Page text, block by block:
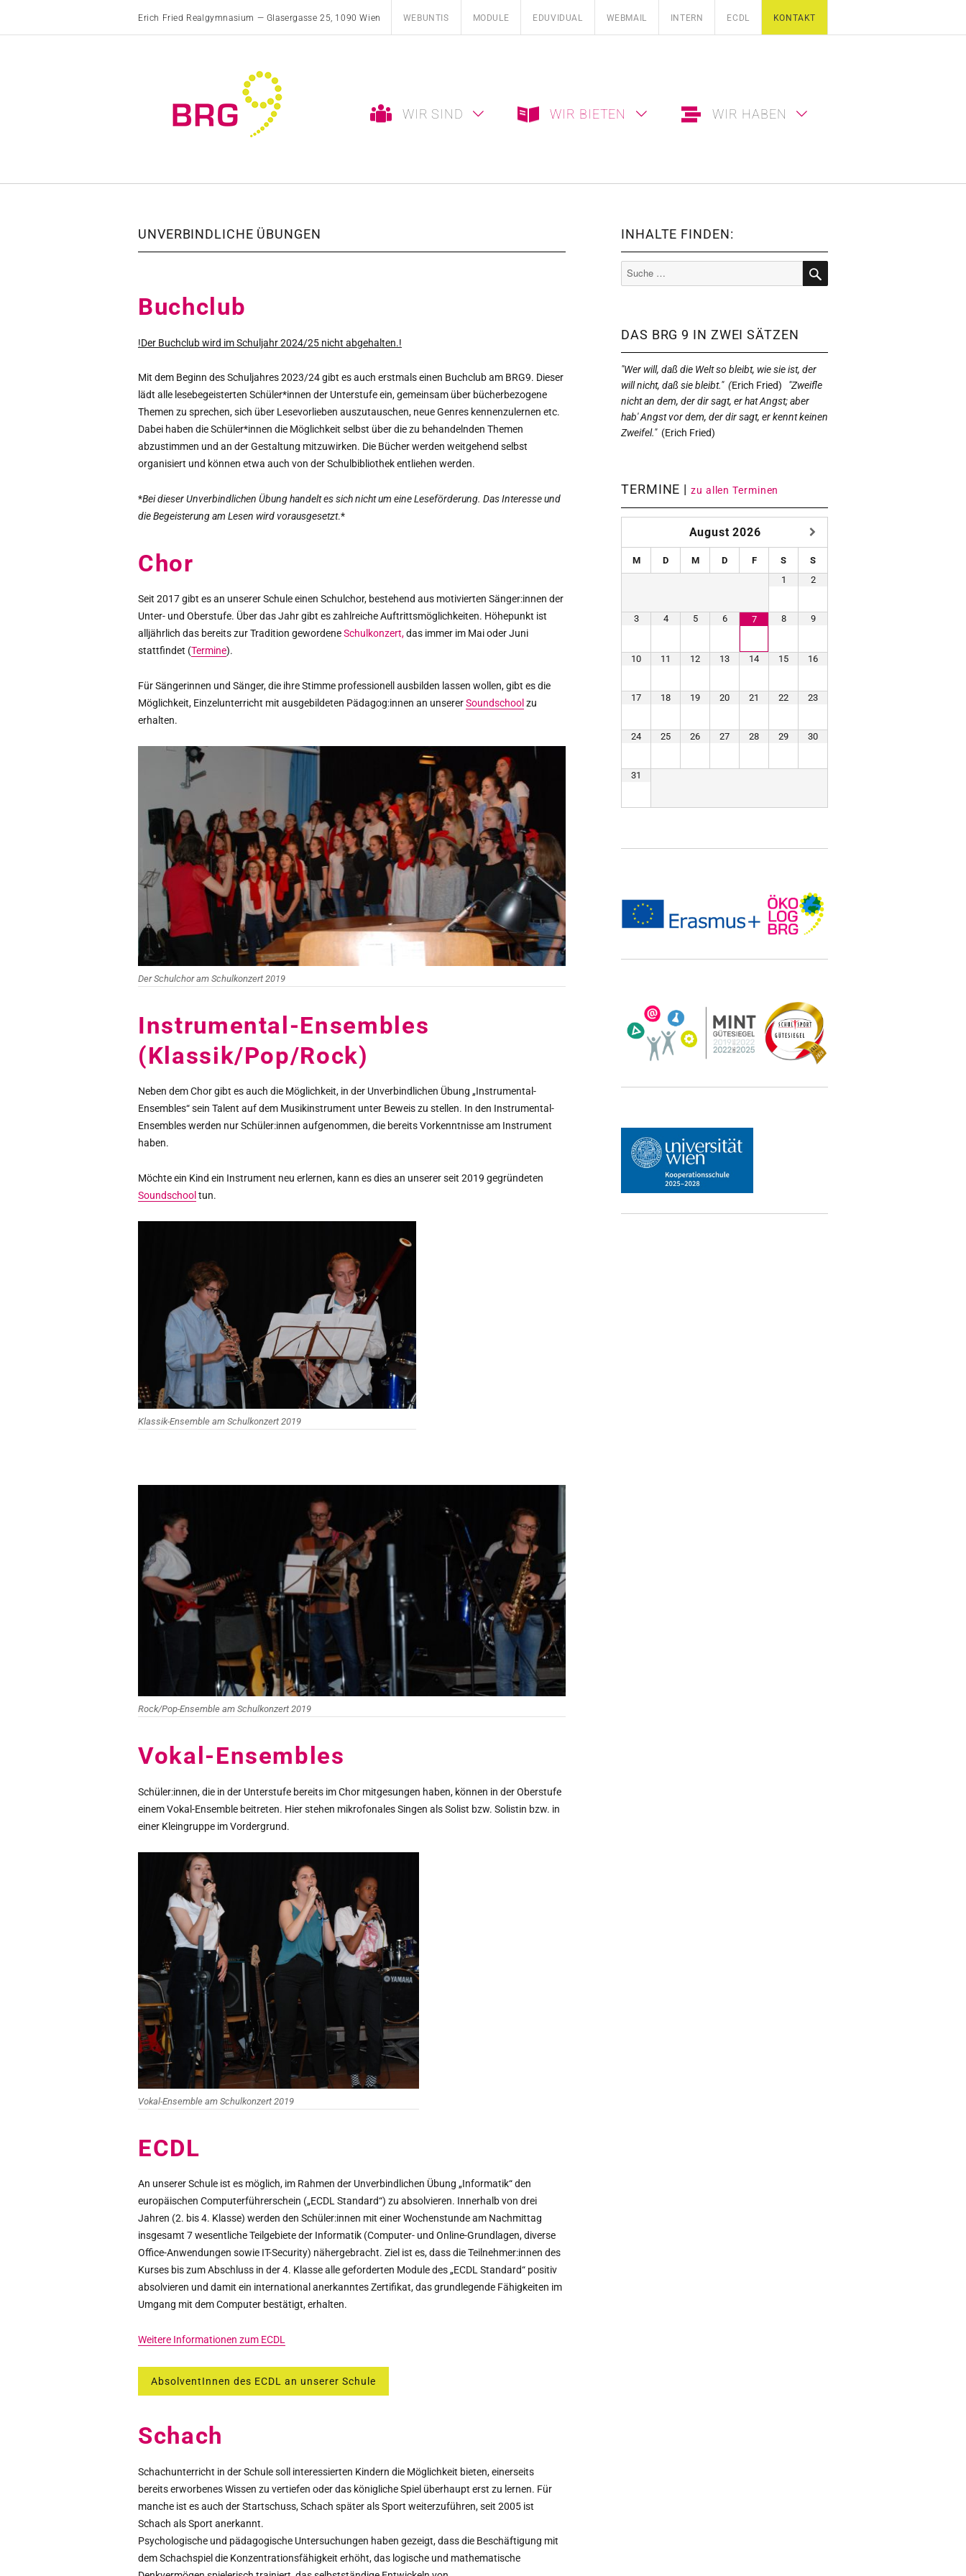
Erich Fried Realgymnasium — Glasergasse 25, 1090 Wien WEBUNTIS MODULE EDUVIDUAL WEBMAIL INTERN ECDL KONTAKT
WIR SIND WIR BIETEN WIR HABEN
UNVERBINDLICHE ÜBUNGEN
Buchclub
!Der Buchclub wird im Schuljahr 2024/25 nicht abgehalten.!
Mit dem Beginn des Schuljahres 2023/24 gibt es auch erstmals einen Buchclub am BRG9. Dieser
lädt alle lesebegeisterten Schüler*innen der Unterstufe ein, gemeinsam über bücherbezogene
Themen zu sprechen, sich über Lesevorlieben auszutauschen, neue Genres kennenzulernen etc.
Dabei haben die Schüler*innen die Möglichkeit selbst über die zu behandelnden Themen
abzustimmen und an der Gestaltung mitzuwirken. Die Bücher werden weitgehend selbst
organisiert und können etwa auch von der Schulbibliothek entliehen werden.
*Bei dieser Unverbindlichen Übung handelt es sich nicht um eine Leseförderung. Das Interesse und
die Begeisterung am Lesen wird vorausgesetzt.*
Chor
Seit 2017 gibt es an unserer Schule einen Schulchor, bestehend aus motivierten Sänger:innen der
Unter- und Oberstufe. Über das Jahr gibt es zahlreiche Auftrittsmöglichkeiten. Höhepunkt ist
alljährlich das bereits zur Tradition gewordeneSchulkonzert,das immer im Mai oder Juni
stattfindet (Termine).
Für Sängerinnen und Sänger, die ihre Stimme professionell ausbilden lassen wollen, gibt es die
Möglichkeit, Einzelunterricht mit ausgebildeten Pädagog:innen an unsererSoundschoolzu
erhalten.
Der Schulchor am Schulkonzert 2019
Instrumental-Ensembles
(Klassik/Pop/Rock)
Neben dem Chor gibt es auch die Möglichkeit, in der Unverbindlichen Übung „Instrumental-
Ensembles“ sein Talent auf dem Musikinstrument unter Beweis zu stellen. In den Instrumental-
Ensembles werden nur Schüler:innen aufgenommen, die bereits Vorkenntnisse am Instrument
haben.
Möchte ein Kind ein Instrument neu erlernen, kann es dies an unserer seit 2019 gegründeten
Soundschooltun.
Klassik-Ensemble am Schulkonzert 2019
Rock/Pop-Ensemble am Schulkonzert 2019
Vokal-Ensembles
Schüler:innen, die in der Unterstufe bereits im Chor mitgesungen haben, können in der Oberstufe
einem Vokal-Ensemble beitreten. Hier stehen mikrofonales Singen als Solist bzw. Solistin bzw. in
einer Kleingruppe im Vordergrund.
Vokal-Ensemble am Schulkonzert 2019
ECDL
An unserer Schule ist es möglich, im Rahmen der Unverbindlichen Übung „Informatik“ den
europäischen Computerführerschein („ECDL Standard“) zu absolvieren. Innerhalb von drei
Jahren (2. bis 4. Klasse) werden den Schüler:innen mit einer Wochenstunde am Nachmittag
insgesamt 7 wesentliche Teilgebiete der Informatik (Computer- und Online-Grundlagen, diverse
Office-Anwendungen sowie IT-Security) nähergebracht. Ziel ist es, dass die Teilnehmer:innen des
Kurses bis zum Abschluss in der 4. Klasse alle geforderten Module des „ECDL Standard“ positiv
absolvieren und damit ein international anerkanntes Zertifikat, das grundlegende Fähigkeiten im
Umgang mit dem Computer bestätigt, erhalten.
Weitere Informationen zum ECDL
AbsolventInnen des ECDL an unserer Schule
Schach
Schachunterricht in der Schule soll interessierten Kindern die Möglichkeit bieten, einerseits
bereits erworbenes Wissen zu vertiefen oder das königliche Spiel überhaupt erst zu lernen. Für
manche ist es auch der Startschuss, Schach später als Sport weiterzuführen, seit 2005 ist
Schach als Sport anerkannt.
Psychologische und pädagogische Untersuchungen haben gezeigt, dass die Beschäftigung mit
dem Schachspiel die Konzentrationsfähigkeit erhöht, das logische und mathematische
INHALTE FINDEN:
Suche
nach:
SUCHE
DAS BRG 9 IN ZWEI SÄTZEN
"Wer will, daß die Welt so bleibt, wie sie ist, der
will nicht, daß sie bleibt." (Erich Fried)
"Zweifle
nicht an dem, der dir sagt, er hat Angst; aber
hab' Angst vor dem, der dir sagt, er kennt keinen
Zweifel."(Erich Fried)
TERMINE | zu allen Terminen
August 2026
M D M D F S
S
1
2
3 4 5 6 7 8 9
10 11 12 13 14 15 16
17 18 19 20 21 22 23
24 25 26 27 28 29 30
31